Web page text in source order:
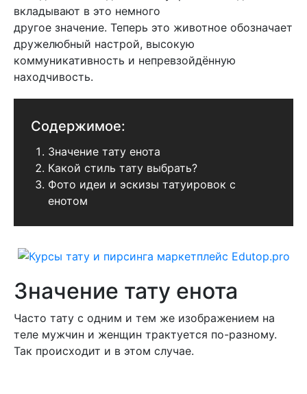
вкладывают в это немного
другое значение. Теперь это животное обозначает
дружелюбный настрой, высокую
коммуникативность и непревзойдённую
находчивость.
Содержимое:
Значение тату енота
Какой стиль тату выбрать?
Фото идеи и эскизы татуировок с
енотом
Значение тату енота
Часто тату с одним и тем же изображением на
теле мужчин и женщин трактуется по-разному.
Так происходит и в этом случае.